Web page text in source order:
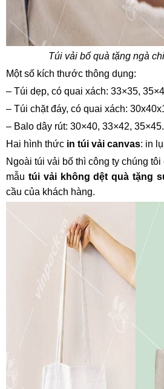
Túi vải bố quà tặng ngà
Một số kích thước thông dụng:
– Túi dẹp, có quai xách: 33×35,
– Túi chặt đáy, có quai xách:
– Balo dây rút: 30×40, 33×42, 35×45.
Hai hình thức in túi vải canvas: in
Ngoài túi vải bố thì công ty chúng
mẫu túi vải không dệt quà tặng
cầu của khách hàng.